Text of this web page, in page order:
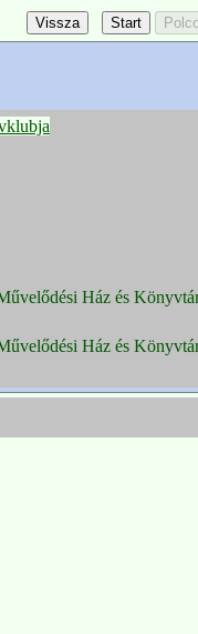
Ház és
Ház és